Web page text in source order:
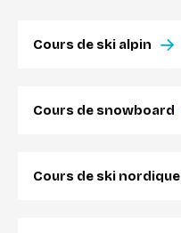
Cours de ski alpin
Cours de snowboard
Cours de ski nordique